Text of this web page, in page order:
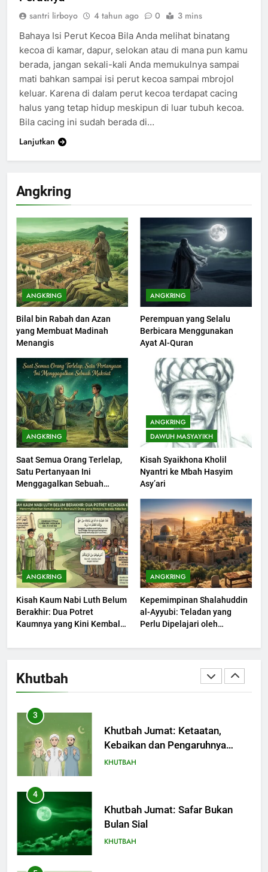
Angkring
ANGKRING
Bilal bin Rabah dan Azan
yang Membuat Madinah
Menangis
ANGKRING
Perempuan yang Selalu
Berbicara Menggunakan
Ayat Al-Quran
ANGKRING
Saat Semua Orang Terlelap,
Satu Pertanyaan Ini
Menggagalkan Sebuah
ANGKRING
DAWUH MASYAYIKH
Kisah Syaikhona Kholil
Nyantri ke Mbah Hasyim
Asy’ari
ANGKRING
Kisah Kaum Nabi Luth Belum
Berakhir: Dua Potret
Kaumnya yang Kini Kembali
ANGKRING
Kepemimpinan Shalahuddin
al-Ayyubi: Teladan yang
Perlu Dipelajari oleh
(2)
Khutbah
200
Khutbah Idul Fitri di Rumah
KHUTBAH
201
Khutbah jumat: Sejarah
Seebagai Pembangkit Jiwa
KHUTBAH
202
Khutbah Jumat : Supaya Amal
Bisa Diterima
KHUTBAH
203
Muharram Bulan Bersejarah
KHUTBAH
1
Khutbah Jumat: Mengapa Orang
Dengki Tak Akan Pernah
Berjaya?
KHUTBAH
Khutbah Jumat: Melihat
Limpahan Nikmat Allah
3
Khutbah Jumat: Ketaatan,
Kebaikan dan Pengaruhnya
dalam Jiwa Manusia
KHUTBAH
4
Khutbah Jumat: Safar Bukan
Bulan Sial
KHUTBAH
santri lirboyo 4 tahun ago 0 3 mins
Bahaya Isi Perut Kecoa Bila Anda melihat binatang
kecoa di kamar, dapur, selokan atau di mana pun kamu
berada, jangan sekali-kali Anda memukulnya sampai
mati bahkan sampai isi perut kecoa sampai mbrojol
keluar. Karena di dalam perut kecoa terdapat cacing
halus yang tetap hidup meskipun di luar tubuh kecoa.
Bila cacing ini sudah berada di…
Lanjutkan